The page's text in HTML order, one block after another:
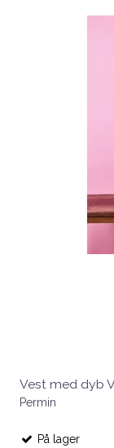
Vest med dyb
Permin
På lager